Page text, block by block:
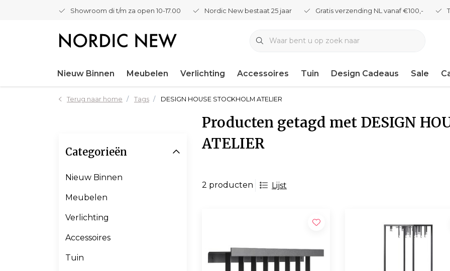
Showroom di t/m za open 10-17.00 Nordic New bestaat 25 jaar Gratis verzending NL vanaf €100,-
Nieuw Binnen Meubelen Verlichting Accessoires Tuin Design Cadeaus Sale
Terug naar home Tags DESIGN HOUSE STOCKHOLM ATELIER
Producten getagd met DESIGN
ATELIER
2 producten Lijst
Categorieën
Nieuw Binnen
Meubelen
Verlichting
Accessoires
Tuin